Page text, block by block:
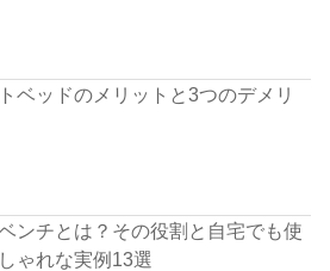
ベッドのメリットと3つのデメリ
ンチとは？その役割と自宅でも使
ゃれな実例13選